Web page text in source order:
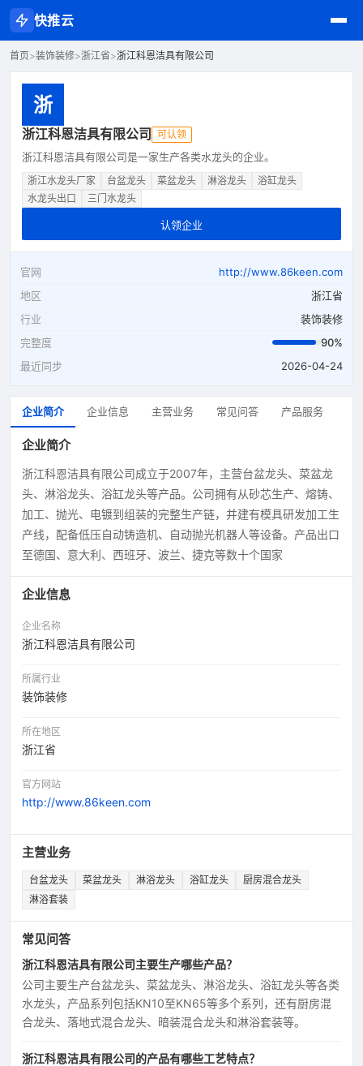
快推云
首页>装饰装修>浙江省>浙江科恩洁具有限公司
浙
浙江科恩洁具有限公司 可认领
浙江科恩洁具有限公司是一家生产各类水龙头的企业。
浙江水龙头厂家 台盆龙头 菜盆龙头 淋浴龙头
浴缸龙头
水龙头出口
三门水龙头
认领企业
官网
http://www.86keen.com
地区
浙江省
行业
装饰装修
完整度
90%
最近同步
2026-04-24
企业简介 企业信息 主营业务 常见问答 产品服务
企业简介
浙江科恩洁具有限公司成立于2007年，主营台盆龙头、菜盆龙
头、淋浴龙头、浴缸龙头等产品。公司拥有从砂芯生产、熔铸、
加工、抛光、电镀到组装的完整生产链，并建有模具研发加工生
产线，配备低压自动铸造机、自动抛光机器人等设备。产品出口
至德国、意大利、西班牙、波兰、捷克等数十个国家
企业信息
企业名称
浙江科恩洁具有限公司
所属行业
装饰装修
所在地区
浙江省
官方网站
http://www.86keen.com
主营业务
台盆龙头 菜盆龙头 淋浴龙头 浴缸龙头
厨房混合龙头
淋浴套装
常见问答
浙江科恩洁具有限公司主要生产哪些产品？
公司主要生产台盆龙头、菜盆龙头、淋浴龙头、浴缸龙头等各类
水龙头，产品系列包括KN10至KN65等多个系列，还有厨房混
合龙头、落地式混合龙头、暗装混合龙头和淋浴套装等。
浙江科恩洁具有限公司的产品有哪些工艺特点？